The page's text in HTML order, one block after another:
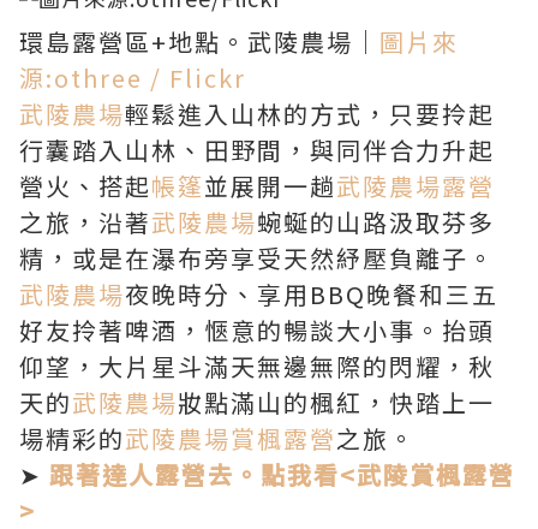
環島露營區+地點。武陵農場｜ 圖片來
源:othree / Flickr
武陵農場輕鬆進入山林的方式，只要拎起
行囊踏入山林、田野間，與同伴合力升起
營火、搭起帳篷並展開一趟武陵農場露營
之旅，沿著武陵農場蜿蜒的山路汲取芬多
精，或是在瀑布旁享受天然紓壓負離子。
武陵農場夜晚時分、享用BBQ晚餐和三五
好友拎著啤酒，愜意的暢談大小事。抬頭
仰望，大片星斗滿天無邊無際的閃耀，秋
天的武陵農場妝點滿山的楓紅，快踏上一
場精彩的武陵農場賞楓露營之旅。
➤ 跟著達人露營去。點我看<武陵賞楓露營
>